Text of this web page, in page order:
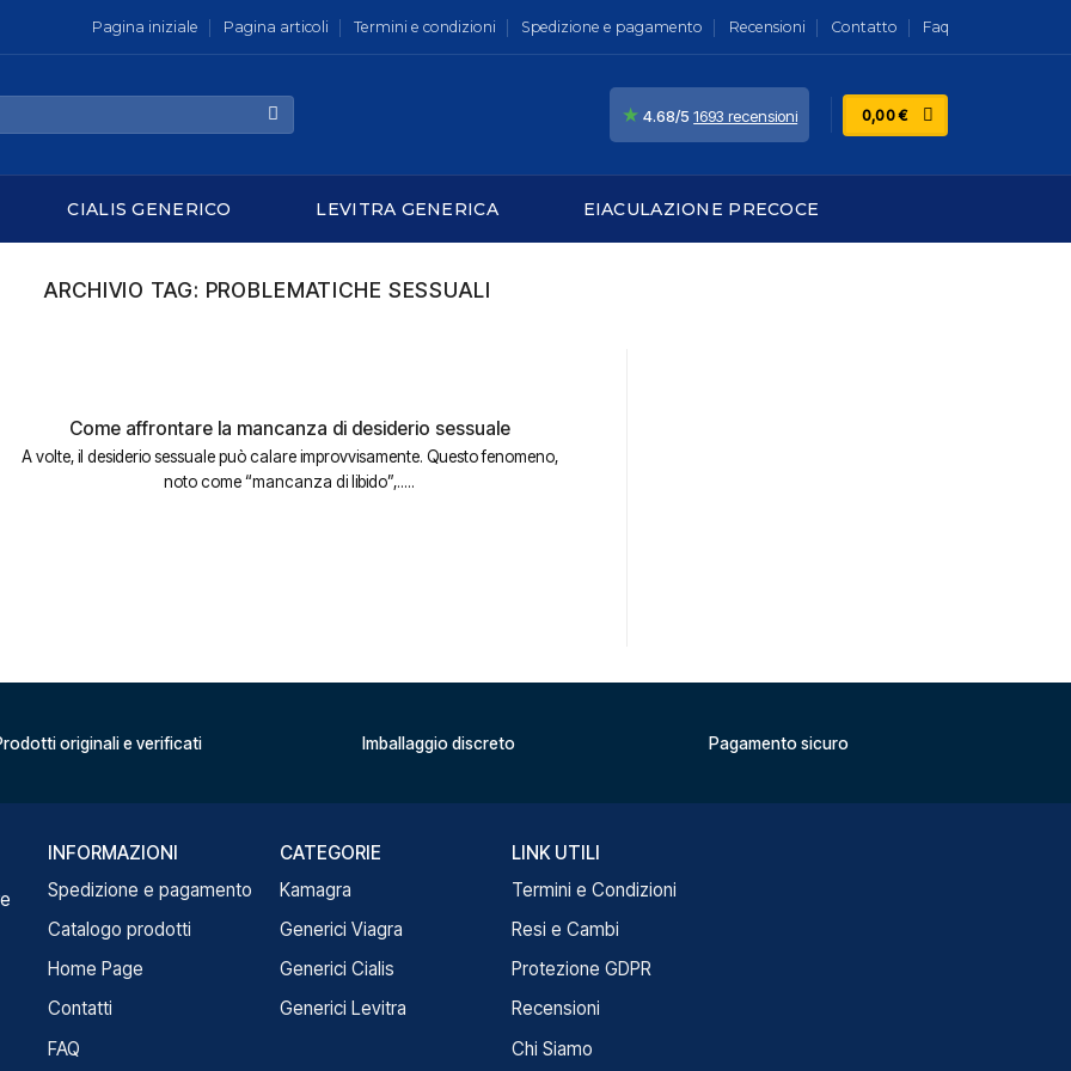
Pagina iniziale Pagina articoli Termini e condizioni Spedizione e pagamento Recensioni Contatto Faq
★ 4.68/5 1693 recensioni 0,00€
CIALIS GENERICO LEVITRA GENERICA EIACULAZIONE PRECOCE
ARCHIVIO TAG: PROBLEMATICHE SESSUALI
Come affrontare la mancanza di desiderio sessuale
A volte, il desiderio sessuale può calare improvvisamente. Questo fenomeno,
noto come “mancanza di libido”,.....
originali e verificati Imballaggio discreto Pagamento sicuro
INFORMAZIONI
Spedizione e pagamento
Catalogo prodotti
Home Page
Contatti
FAQ
CATEGORIE
Kamagra
Generici Viagra
Generici Cialis
Generici Levitra
LINK UTILI
Termini e Condizioni
Resi e Cambi
Protezione GDPR
Recensioni
Chi Siamo